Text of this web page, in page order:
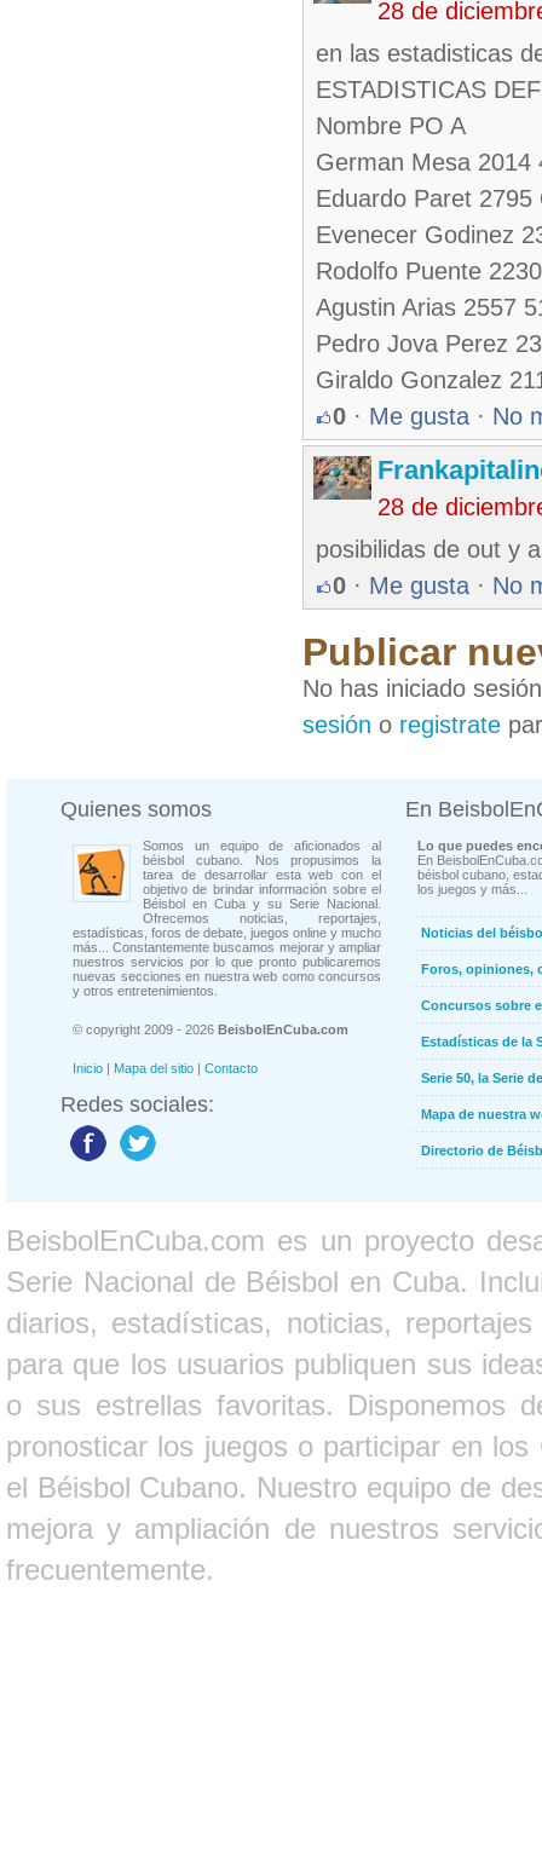
28 de
en las estadisticas
ESTADISTICAS
Nombre PO A
German Mesa 2014
Eduardo Paret 2795
Evenecer Godinez
Rodolfo Puente
Agustin Arias 2557
Pedro Jova Perez
Giraldo Gonzalez
0 · Me gusta · No
28 de
posibilidas de out y
0 · Me gusta · No
Publicar
No has iniciado
sesión o registrate
Quienes somos
Somos un equipo de aficionados al
béisbol cubano. Nos propusimos la
tarea de desarrollar esta web con el
objetivo de brindar información sobre el
Béisbol en Cuba y su Serie Nacional.
Ofrecemos noticias, reportajes,
estadísticas, foros de debate, juegos online y mucho
más... Constantemente buscamos mejorar y ampliar
nuestros servicios por lo que pronto publicaremos
nuevas secciones en nuestra web como concursos
y otros entretenimientos.
© copyright 2009 - 2026 BeisbolEnCuba.com
Inicio | Mapa del sitio | Contacto
Redes sociales:
En
Lo que puedes
En
béisbol cubano,
los juegos y más...
Noticias del
Foros, opiniones,
Concursos sobre
Estadísticas de la
Serie 50, la Serie
Mapa de nuestra
Directorio de
BeisbolEnCuba.com es un proyecto
Serie Nacional de Béisbol en Cuba.
diarios, estadísticas, noticias,
para que los usuarios publiquen sus
o sus estrellas favoritas. Disponemos
pronosticar los juegos o participar en
el Béisbol Cubano. Nuestro equipo de
mejora y ampliación de nuestros
frecuentemente.